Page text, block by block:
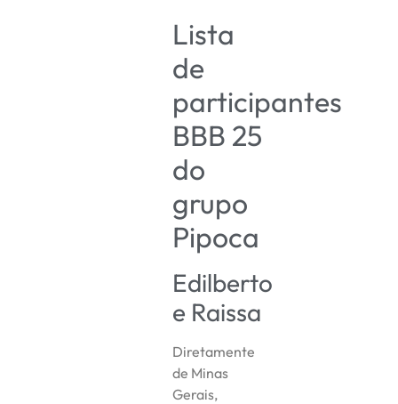
Lista
de
participantes
BBB 25
do
grupo
Pipoca
Edilberto
e Raissa
Diretamente
de Minas
Gerais,